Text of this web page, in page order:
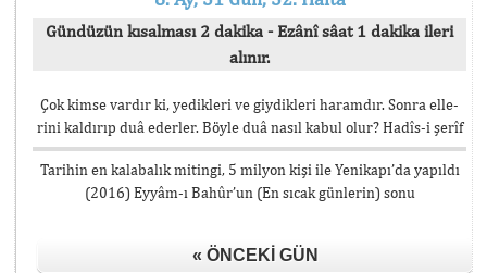
Gündüzün kısalması 2 dakika - Ezânî sâat 1 dakika ileri
alınır.
Çok kimse vardır ki, yedikleri ve giydikleri haramdır. Sonra elle-
rini kaldırıp duâ ederler. Böyle duâ nasıl kabul olur? Hadîs-i şerîf
Tarihin en kalabalık mitingi, 5 milyon kişi ile Yenikapı’da yapıldı
(2016) Eyyâm-ı Bahûr’un (En sıcak günlerin) sonu
« ÖNCEKI GÜN